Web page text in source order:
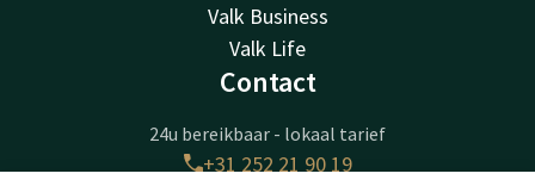
Valk Business
Valk Life
Contact
24u bereikbaar - lokaal tarief
+31 252 21 90 19